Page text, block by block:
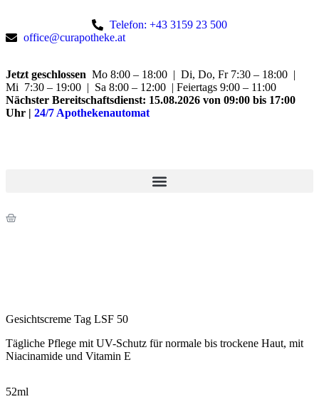
Telefon: +43 3159 23 500
office@curapotheke.at
Jetzt geschlossen Mo 8:00 – 18:00 | Di, Do, Fr 7:30 – 18:00 |
Mi 7:30 – 19:00 | Sa 8:00 – 12:00 | Feiertags 9:00 – 11:00
Nächster Bereitschaftsdienst: 15.08.2026 von 09:00 bis 17:00
Uhr | 24/7 Apothekenautomat
Gesichtscreme Tag LSF 50
Tägliche Pflege mit UV-Schutz für normale bis trockene Haut, mit
Niacinamide und Vitamin E
52ml